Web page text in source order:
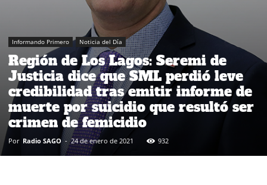
Informando Primero Noticia del Día
Región de Los Lagos: Seremi de
Justicia dice que SML perdió leve
credibilidad tras emitir informe de
muerte por suicidio que resultó ser
crimen de femicidio
Por Radio SAGO - 24 de enero de 2021 932